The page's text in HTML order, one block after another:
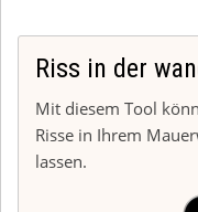
Riss in der
Mit diesem Tool
Risse in Ihrem
lassen.